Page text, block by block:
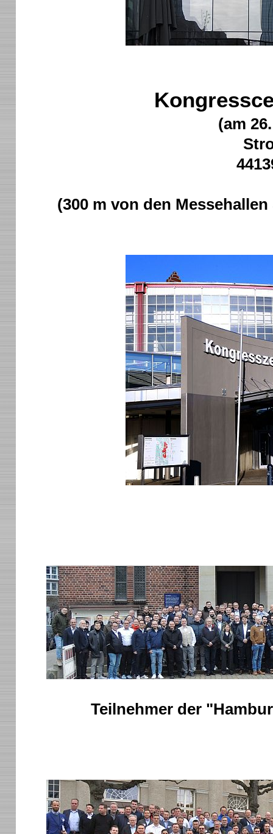
(am
(300 m von den
Teilnehmer der